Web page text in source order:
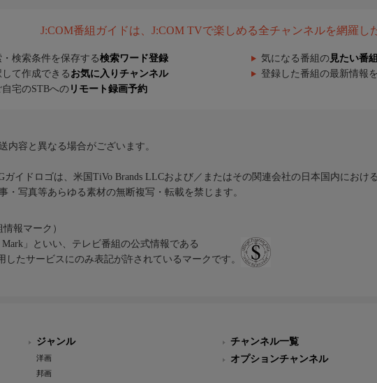
J:COM番組ガイドは、J:COM TVで楽しめる全チャンネルを網羅し
検索条件を保存する検索ワード登録 気になる番組の 見たい番組
て作成できる お気に入りチャンネル 登録した番組の最新情報
宅のSTBへのリモート録画予約
内容と異なる場合がございます。
イドロゴは、米国TiVo Brands LLCおよび／またはその関連会社の日本国内におけ
・写真等あらゆる素材の無断複写・転載を禁じます。
報マーク）
」といい、テレビ番組の公式情報である
したサービスにのみ表記が許されているマークです。
ジャンル
洋画
邦画
チャンネル一覧
オプションチャンネル